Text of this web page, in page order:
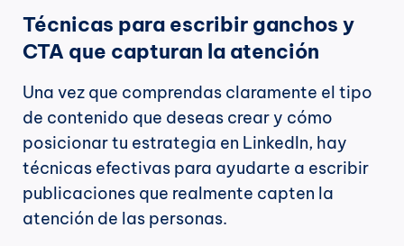
Técnicas para escribir ganchos y
CTA que capturan la atención
Una vez que comprendas claramente el tipo
de contenido que deseas crear y cómo
posicionar tu estrategia en LinkedIn, hay
técnicas efectivas para ayudarte a escribir
publicaciones que realmente capten la
atención de las personas.